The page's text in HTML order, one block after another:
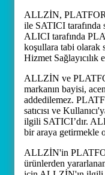
ALLZİN,
ile SATICI tarafında
ALICI tarafında
koşullara tabi olarak
Hizmet Sağlayıcılık
ALLZİN ve
markanın bayisi,
addedilemez.
satıcısı ve
ilgili SATICI’dır.
bir araya getirmekle
ALLZİN'in
ürünlerden